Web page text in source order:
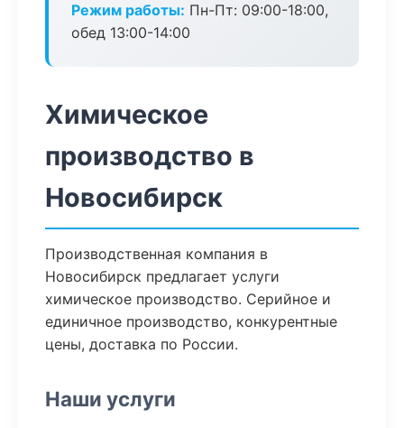
Режим работы: Пн-Пт: 09:00-18:00,
обед 13:00-14:00
Химическое
производство в
Новосибирск
Производственная компания в
Новосибирск предлагает услуги
химическое производство. Серийное и
единичное производство, конкурентные
цены, доставка по России.
Наши услуги